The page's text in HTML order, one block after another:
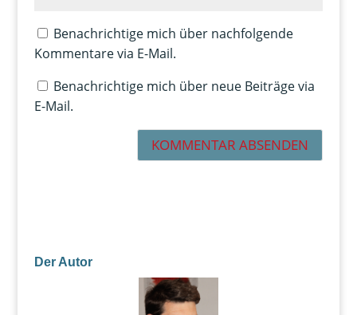
Benachrichtige mich über nachfolgende
Kommentare via E-Mail.
Benachrichtige mich über neue Beiträge via
E-Mail.
Der Autor